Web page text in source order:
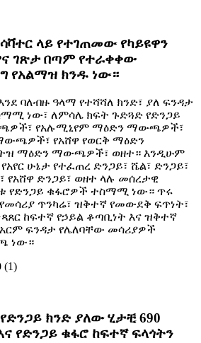
ላይ የተገጠመው የካይዩዋን
ገጽታ በጣም የተራቀቀው
የአልማዝ ክንዱ ነው።
ባለብዙ ዓላማ የተሻሻለ ክንድ፣ ያለ ፍንዳታ
ነው፣ ለምሳሌ ክፍት ጉድጓድ የድንጋይ
የአሉሚኒየም ማዕድን ማውጫዎች፣
የአሸዋ የወርቅ ማዕድን
ማዕድን ማውጫዎች፣ ወዘተ። እንዲሁም
ሁኔታ የተፈጠረ ድንጋይ፣ ሼል፣ ድንጋይ፣
የአሸዋ ድንጋይ፣ ወዘተ ላሉ መሰረታዊ
የድንጋይ ቁፋሮዎች ተስማሚ ነው። ጥሩ
ጥንካሬ፣ ዝቅተኛ የመውደቅ ፍጥነት፣
ከፍተኛ የኃይል ቆጣቢነት እና ዝቅተኛ
ፍንዳታ የሌለባቸው መሳሪያዎች
ነው።
ክንድ ያለው ሂታቺ 690
የድንጋይ ቁፋሮ ከፍተኛ ፍላጎትን